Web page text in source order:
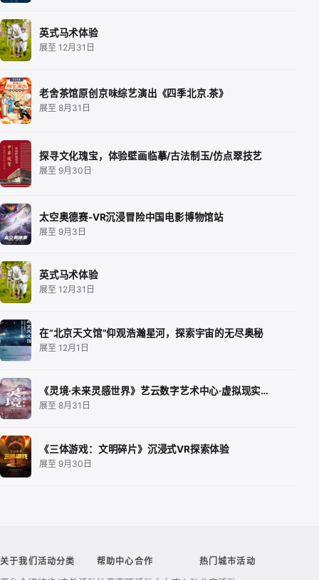
英式马术体验
展至 12月31日
老舍茶馆原创京味综艺演出《四季北京.茶》
展至 8月31日
探寻文化瑰宝，体验壁画临摹/古法制玉/仿点翠技艺
展至 9月30日
太空奥德赛-VR沉浸冒险中国电影博物馆站
展至 9月3日
英式马术体验
展至 12月31日
在“北京天文馆”仰观浩瀚星河，探索宇宙的无尽奥秘
展至 12月1日
《灵境·未来灵感世界》艺云数字艺术中心·虚拟现实…
展至 8月31日
《三体游戏：文明碎片》沉浸式VR探索体验
展至 9月30日
关于我们 活动分类 帮助中心合作 热门城市活动